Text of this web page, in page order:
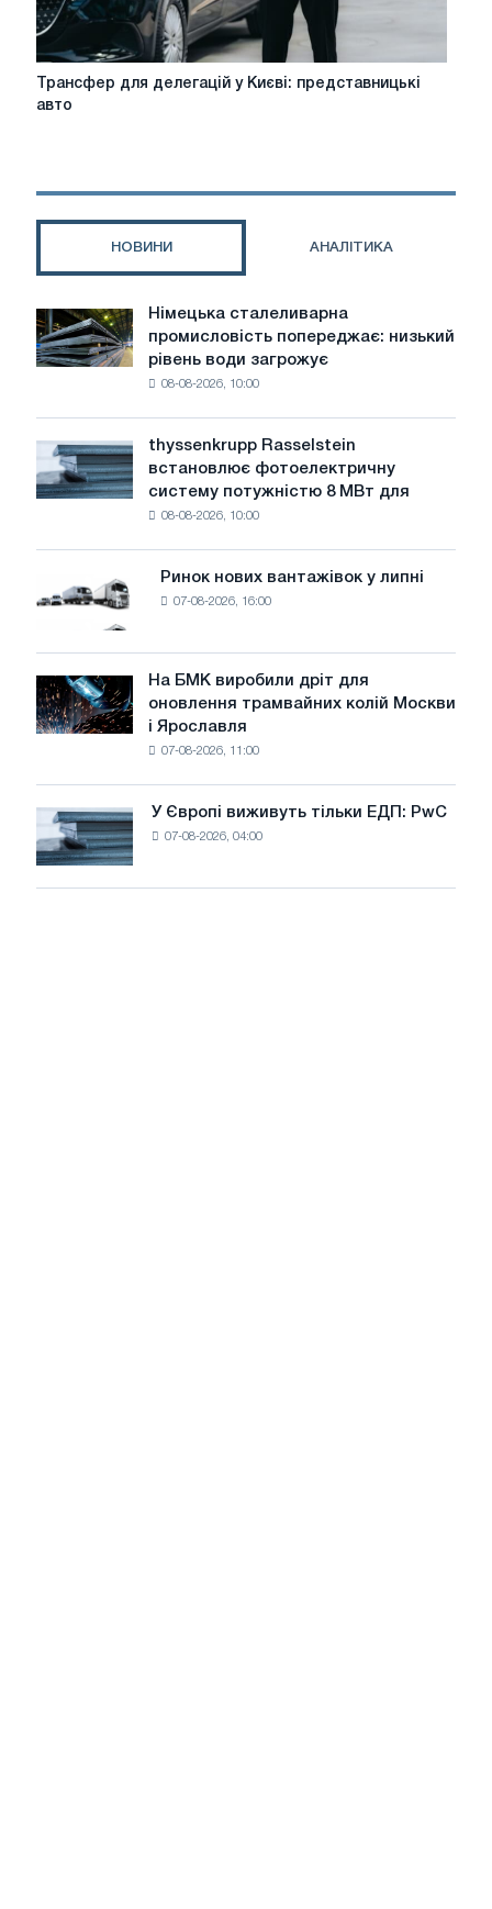
Трансфер
для
представницькі
Трансфер для делегацій у Києві: представницькі
авто
НОВИНИ АНАЛІТИКА
Німецька
сталеливарна
промисловість
води
загрожує
безпеці
Німецька сталеливарна
промисловість попереджає: низький
рівень води загрожує
08-08-2026, 10:00
thyssenkrupp
Rasselstein
встановлює
фотоелектричну
досягнення
цілей
декарбонізації
thyssenkrupp Rasselstein
встановлює фотоелектричну
систему потужністю 8 МВт для
08-08-2026, 10:00
Ринок
нових
вантажівок
у
липні
Ринок нових вантажівок у липні
07-08-2026, 16:00
На
БМК
виробили
трамвайних
колій
Москви
і
На БМК виробили дріт для
оновлення трамвайних колій Москви
і Ярославля
07-08-2026, 11:00
Європі
виживуть
тільки
У Європі виживуть тільки ЕДП: PwC
07-08-2026, 04:00